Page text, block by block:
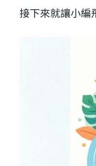
接下來就讓小編